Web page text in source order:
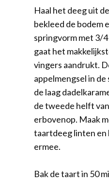
Haal het deeg uit
bekleed de bodem
springvorm met 3/
gaat het
vingers aandrukt.
appelmengsel in
de laag
de tweede helft
erbovenop. Maak
taartdeeg linten en
ermee.
Bak de taart in 50